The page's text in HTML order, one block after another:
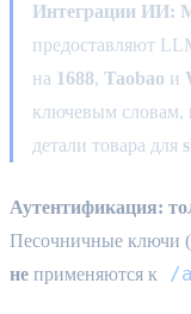
Интеграции ИИ:
предоставляют
на 1688, Taobao и
ключевым словам,
детали товара для
Аутентификация:
Песочничные ключи (
не применяются к /